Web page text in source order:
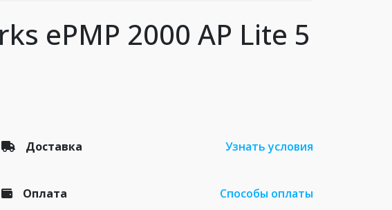
ePMP 2000 AP Lite 5
Доставка Узнать условия
Оплата Способы оплаты